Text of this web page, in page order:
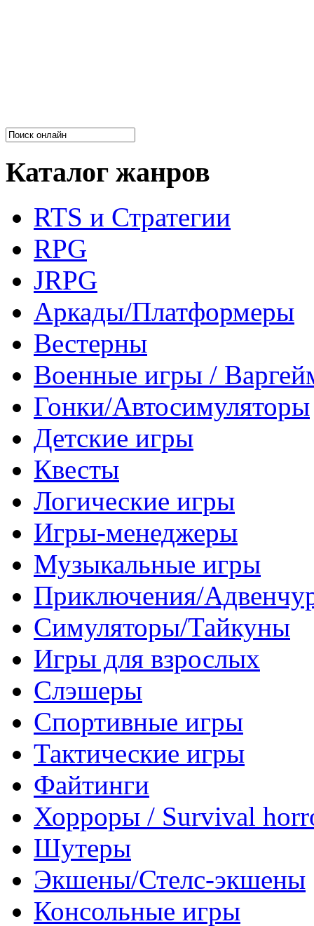
Каталог жанров
RTS и Стратегии
RPG
JRPG
Аркады/Платформеры
Вестерны
Военные игры /
Гонки/Автосимуляторы
Детские игры
Квесты
Логические игры
Игры-менеджеры
Музыкальные игры
Приключения/
Симуляторы/Тайкуны
Игры для взрослых
Слэшеры
Спортивные игры
Тактические игры
Файтинги
Хорроры / Survival
Шутеры
Экшены/Стелс-экшены
Консольные игры